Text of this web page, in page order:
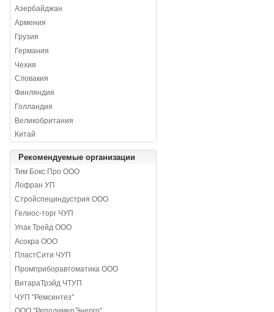
Азербайджан
Армения
Грузия
Германия
Чехия
Словакия
Финляндия
Голландия
Великобритания
Китай
Рекомендуемые организации
Тим Бокс Про ООО
Лофран УП
Стройспециндустрия ООО
Гелиос-торг ЧУП
Упак Трейд ООО
Асокра ООО
ПластСити ЧУП
Промприборавтоматика ООО
ВитараТрэйд ЧТУП
ЧУП "Ремсинтез"